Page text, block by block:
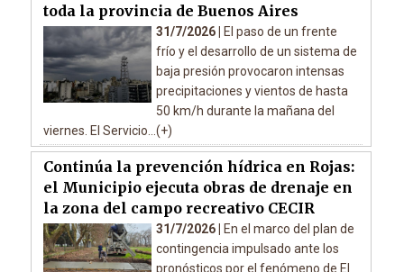
toda la provincia de Buenos Aires
31/7/2026 |
El paso de un frente
frío y el desarrollo de un sistema de
baja presión provocaron intensas
precipitaciones y vientos de hasta
50 km/h durante la mañana del
viernes. El Servicio...(+)
Continúa la prevención hídrica en Rojas:
el Municipio ejecuta obras de drenaje en
la zona del campo recreativo CECIR
31/7/2026 |
En el marco del plan de
contingencia impulsado ante los
pronósticos por el fenómeno de El